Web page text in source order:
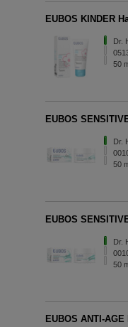
EUBOS KINDER
Dr.
50
EUBOS
Dr.
50
EUBOS
Dr.
50
EUBOS ANTI-